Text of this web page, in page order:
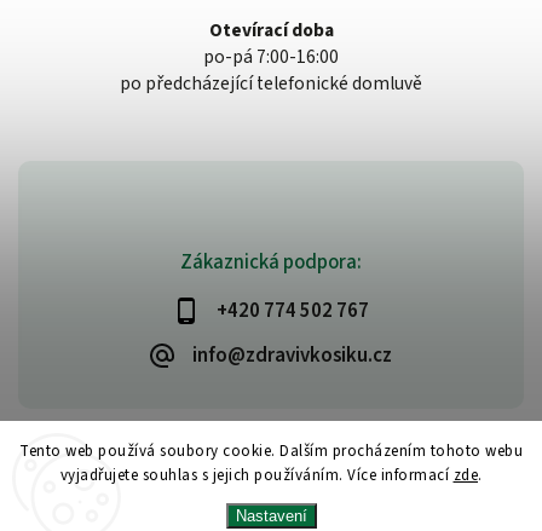
Tento web používá soubory cookie. Dalším procházením tohoto webu
vyjadřujete souhlas s jejich používáním. Více informací zde.
Nastavení
Zákaznická podpora:
+420 774 502 767
info@zdravivkosiku.cz
Otevírací doba
po-pá 7:00-16:00
po předcházející telefonické domluvě
www.zdravivkosiku.cz